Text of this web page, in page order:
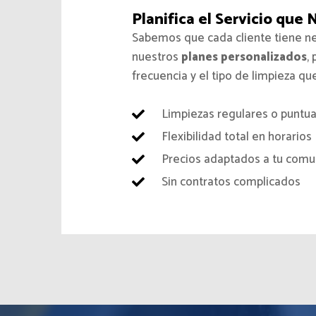
Planifica el Servicio que
Sabemos que cada cliente tiene
nuestros planes personalizados,
frecuencia y el tipo de limpieza
Limpiezas regulares o
Flexibilidad total en horarios
Precios adaptados a tu
Sin contratos complicados